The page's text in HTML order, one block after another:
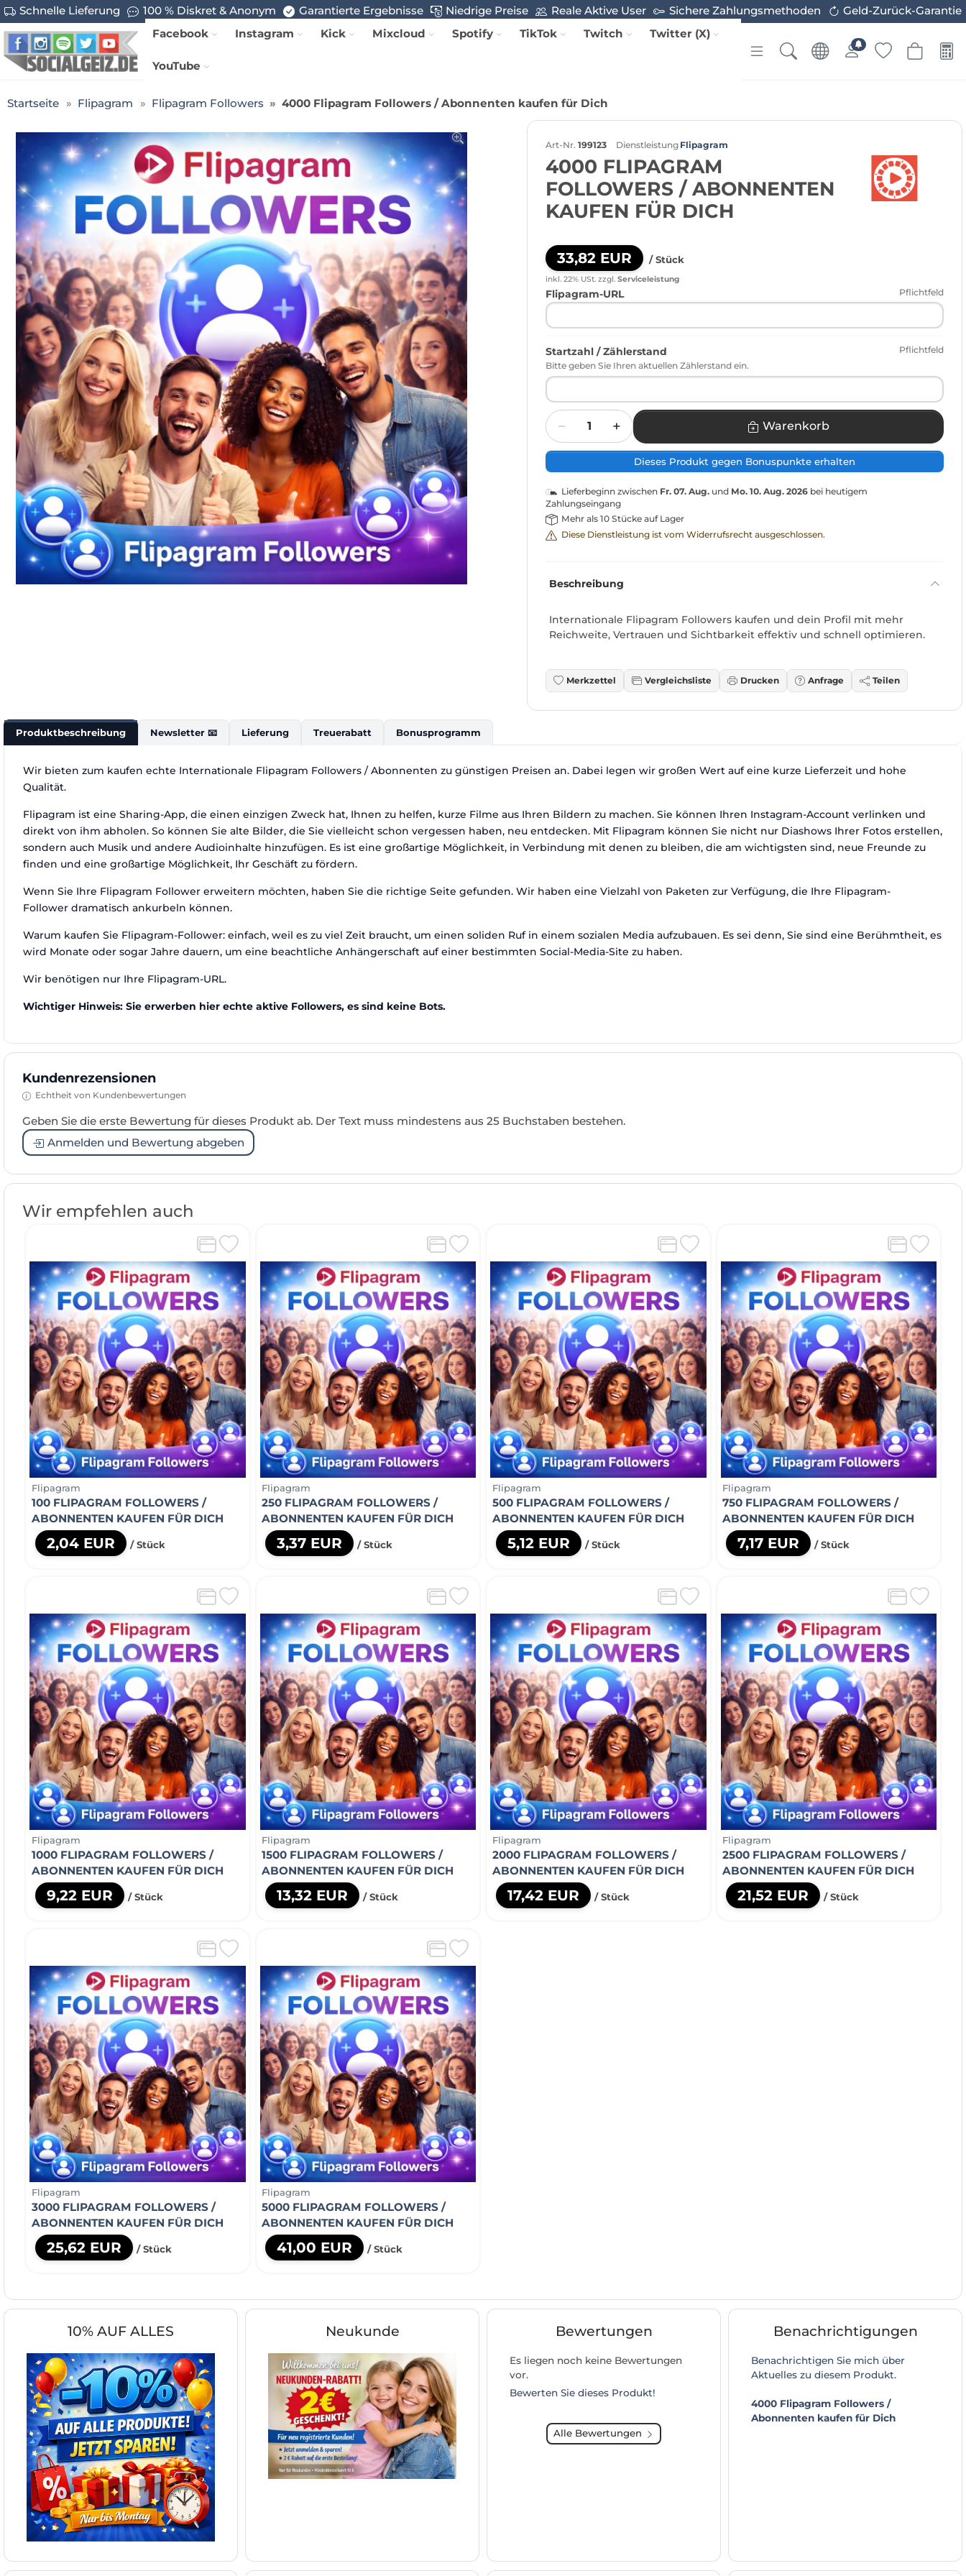
Schnelle Lieferung 100 % Diskret & Anonym Garantierte Ergebnisse Niedrige Preise Reale Aktive User Sichere Zahlungsmethoden
Geld-Zurück-Garantie
Facebook
Instagram Kick Mixcloud Spotify TikTok Twitch Twitter (X)
YouTube
Startseite Flipagram Flipagram Followers 4000 Flipagram Followers / Abonnenten kaufen für Dich
Art-Nr. 199123 Dienstleistung Flipagram
4000 FLIPAGRAM
FOLLOWERS / ABONNENTEN
KAUFEN FÜR DICH
33,82 EUR / Stück
inkl. 22% USt. zzgl. Serviceleistung
Flipagram-URL Pflichtfeld
Startzahl / Zählerstand
Pflichtfeld
Bitte geben Sie Ihren aktuellen Zählerstand ein.
Menge
Warenkorb
Dieses Produkt gegen Bonuspunkte erhalten
Lieferbeginn zwischen Fr. 07. Aug. und Mo. 10. Aug. 2026 bei heutigem
Zahlungseingang
Mehr als 10 Stücke auf Lager
Diese Dienstleistung ist vom Widerrufsrecht ausgeschlossen.
Beschreibung
Internationale Flipagram Followers kaufen und dein Profil mit mehr
Reichweite, Vertrauen und Sichtbarkeit effektiv und schnell optimieren.
Merkzettel Vergleichsliste Drucken Anfrage Teilen
Produktbeschreibung Newsletter 📧 Lieferung Treuerabatt Bonusprogramm
Wir bieten zum kaufen echte Internationale Flipagram Followers / Abonnenten zu günstigen Preisen an. Dabei legen wir großen Wert auf eine kurze Lieferzeit und hohe
Qualität.
Flipagram ist eine Sharing-App, die einen einzigen Zweck hat, Ihnen zu helfen, kurze Filme aus Ihren Bildern zu machen. Sie können Ihren Instagram-Account verlinken und
direkt von ihm abholen. So können Sie alte Bilder, die Sie vielleicht schon vergessen haben, neu entdecken. Mit Flipagram können Sie nicht nur Diashows Ihrer Fotos erstellen,
sondern auch Musik und andere Audioinhalte hinzufügen. Es ist eine großartige Möglichkeit, in Verbindung mit denen zu bleiben, die am wichtigsten sind, neue Freunde zu
finden und eine großartige Möglichkeit, Ihr Geschäft zu fördern.
Wenn Sie Ihre Flipagram Follower erweitern möchten, haben Sie die richtige Seite gefunden. Wir haben eine Vielzahl von Paketen zur Verfügung, die Ihre Flipagram-
Follower dramatisch ankurbeln können.
Warum kaufen Sie Flipagram-Follower: einfach, weil es zu viel Zeit braucht, um einen soliden Ruf in einem sozialen Media aufzubauen. Es sei denn, Sie sind eine Berühmtheit, es
wird Monate oder sogar Jahre dauern, um eine beachtliche Anhängerschaft auf einer bestimmten Social-Media-Site zu haben.
Wir benötigen nur Ihre Flipagram-URL.
Wichtiger Hinweis: Sie erwerben hier echte aktive Followers, es sind keine Bots.
Kundenrezensionen
Echtheit von Kundenbewertungen
Geben Sie die erste Bewertung für dieses Produkt ab. Der Text muss mindestens aus 25 Buchstaben bestehen.
Anmelden und Bewertung abgeben
Wir empfehlen auch
Flipagram
100 FLIPAGRAM FOLLOWERS /
ABONNENTEN KAUFEN FÜR DICH
2,04 EUR / Stück
Flipagram
250 FLIPAGRAM FOLLOWERS /
ABONNENTEN KAUFEN FÜR DICH
3,37 EUR / Stück
Flipagram
500 FLIPAGRAM FOLLOWERS /
ABONNENTEN KAUFEN FÜR DICH
5,12 EUR / Stück
Flipagram
750 FLIPAGRAM FOLLOWERS /
ABONNENTEN KAUFEN FÜR DICH
7,17 EUR / Stück
Flipagram
1000 FLIPAGRAM FOLLOWERS /
ABONNENTEN KAUFEN FÜR DICH
9,22 EUR / Stück
Flipagram
1500 FLIPAGRAM FOLLOWERS /
ABONNENTEN KAUFEN FÜR DICH
13,32 EUR / Stück
Flipagram
2000 FLIPAGRAM FOLLOWERS /
ABONNENTEN KAUFEN FÜR DICH
17,42 EUR / Stück
Flipagram
2500 FLIPAGRAM FOLLOWERS /
ABONNENTEN KAUFEN FÜR DICH
21,52 EUR / Stück
Flipagram
3000 FLIPAGRAM FOLLOWERS /
ABONNENTEN KAUFEN FÜR DICH
25,62 EUR / Stück
Flipagram
5000 FLIPAGRAM FOLLOWERS /
ABONNENTEN KAUFEN FÜR DICH
41,00 EUR / Stück
10% AUF ALLES Neukunde Bewertungen
Es liegen noch keine Bewertungen
vor.
Bewerten Sie dieses Produkt!
Alle Bewertungen
Benachrichtigungen
Benachrichtigen Sie mich über
Aktuelles zu diesem Produkt.
4000 Flipagram Followers /
Abonnenten kaufen für Dich